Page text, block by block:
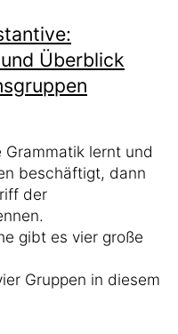
Überblick
lernt und
beschäftigt, dann
der
gibt es vier große
Gruppen in diesem